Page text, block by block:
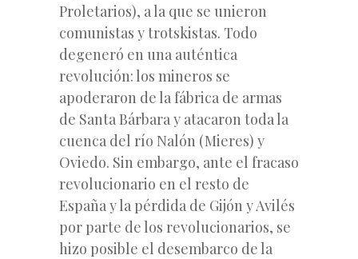
Proletarios), a la que se unieron
comunistas y trotskistas. Todo
degeneró en una auténtica
revolución: los mineros se
apoderaron de la fábrica de armas
de Santa Bárbara y atacaron toda la
cuenca del río Nalón (Mieres) y
Oviedo. Sin embargo, ante el fracaso
revolucionario en el resto de
España y la pérdida de Gijón y Avilés
por parte de los revolucionarios, se
hizo posible el desembarco de la